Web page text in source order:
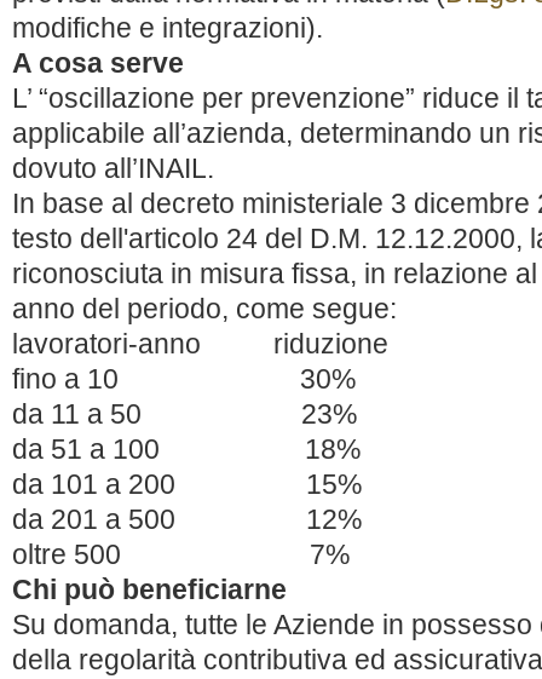
modifiche e integrazioni).
A cosa serve
L’ “oscillazione per prevenzione” riduce il
applicabile all’azienda, determinando un
dovuto all’INAIL.
In base al decreto ministeriale 3
testo dell'articolo 24 del D.M. 12.12.2000,
riconosciuta in misura fissa, in relazione
anno del periodo, come segue:
lavoratori-anno riduzione
fino a 10 30%
da 11 a 50 23%
da 51 a 100 18%
da 101 a 200 15%
da 201 a 500 12%
oltre 500 7%
Chi può beneficiarne
Su domanda, tutte le Aziende in
della regolarità contributiva ed